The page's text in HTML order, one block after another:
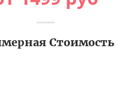
Стоимость